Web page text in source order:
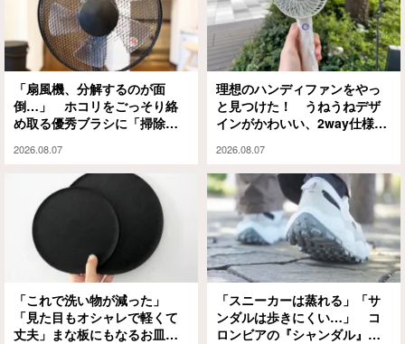
「扇風機、分解するのが面
倒…」 ホコリをごっそり絡
め取る優秀ブラシに「掃除の
2026.08.07
理想のハンディファンをやっ
と見つけた！ うねうねデザ
インがかわいい、2way仕様の
ない夏は無理」
2026.08.07
「これで洗い物が減った」
「見た目もオシャレで軽くて
丈夫」まな板にもなるお皿
「スニーカーは蒸れる」「サ
ンダルは歩きにくい…」 コ
ロンビアの『シャンダル』が